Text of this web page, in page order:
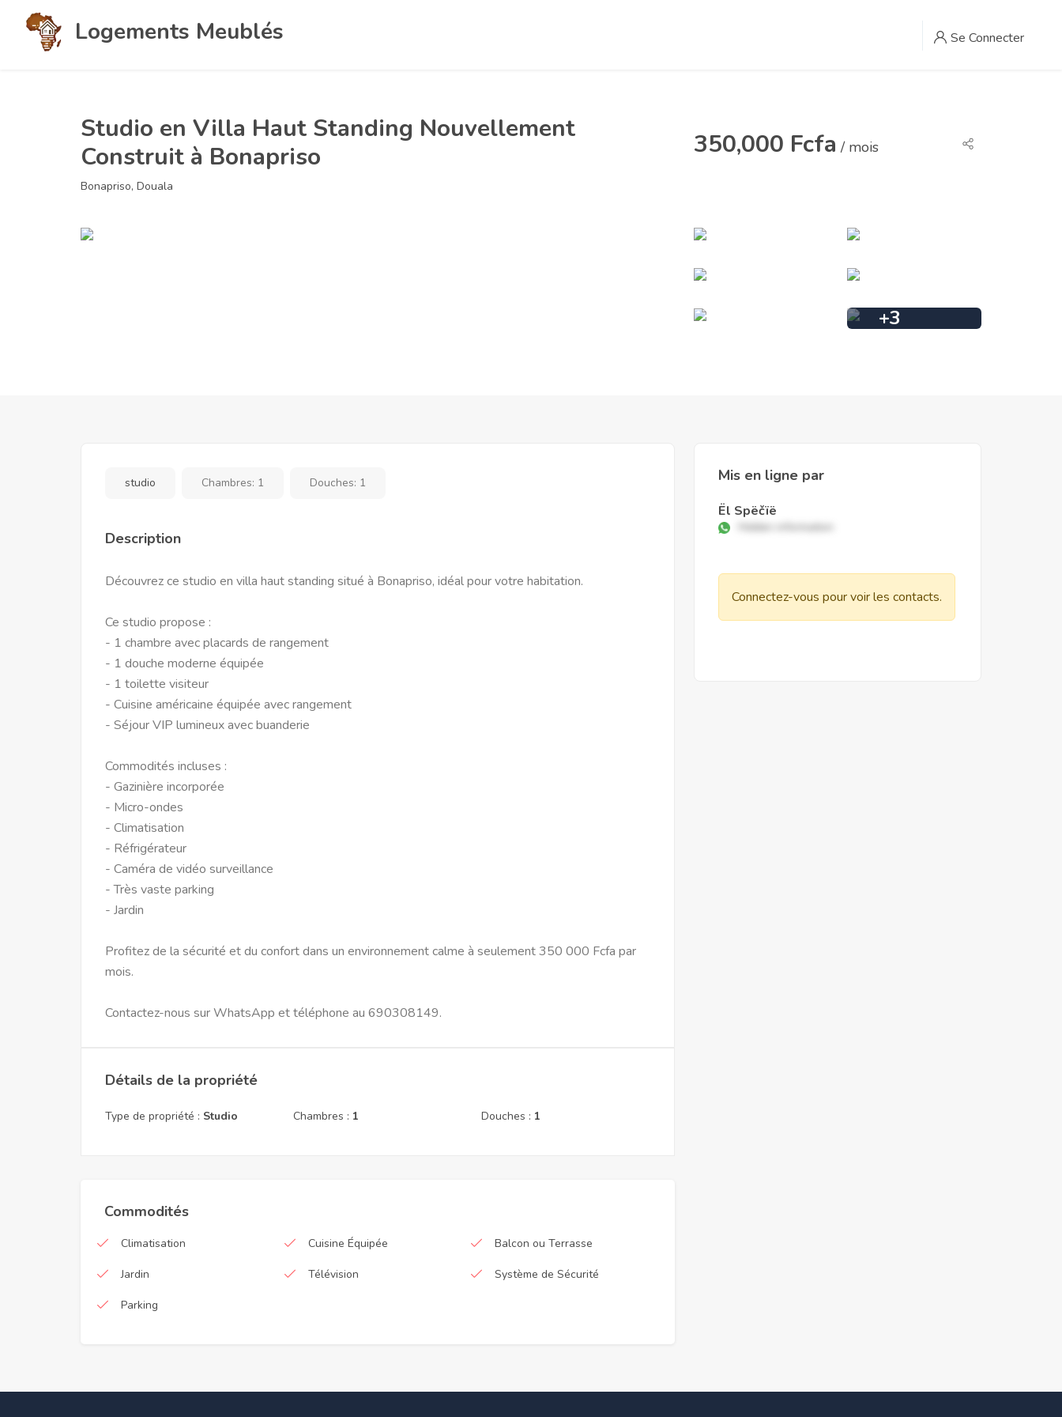
Logements Meublés Se Connecter
Studio en Villa Haut Standing Nouvellement
Construit à Bonapriso
Bonapriso, Douala
350,000 Fcfa / mois
+3
studio Chambres: 1 Douches: 1
Description
Découvrez ce studio en villa haut standing situé à Bonapriso, idéal pour votre habitation.
Ce studio propose :
- 1 chambre avec placards de rangement
- 1 douche moderne équipée
- 1 toilette visiteur
- Cuisine américaine équipée avec rangement
- Séjour VIP lumineux avec buanderie
Commodités incluses :
- Gazinière incorporée
- Micro-ondes
- Climatisation
- Réfrigérateur
- Caméra de vidéo surveillance
- Très vaste parking
- Jardin
Profitez de la sécurité et du confort dans un environnement calme à seulement 350 000 Fcfa par
mois.
Contactez-nous sur WhatsApp et téléphone au 690308149.
Détails de la propriété
Type de propriété : Studio Chambres : 1 Douches : 1
Commodités
Climatisation Cuisine Équipée Balcon ou Terrasse
Jardin Télévision Système de Sécurité
Parking
Mis en ligne par
Ël Spëčïë
Connectez-vous pour voir les contacts.